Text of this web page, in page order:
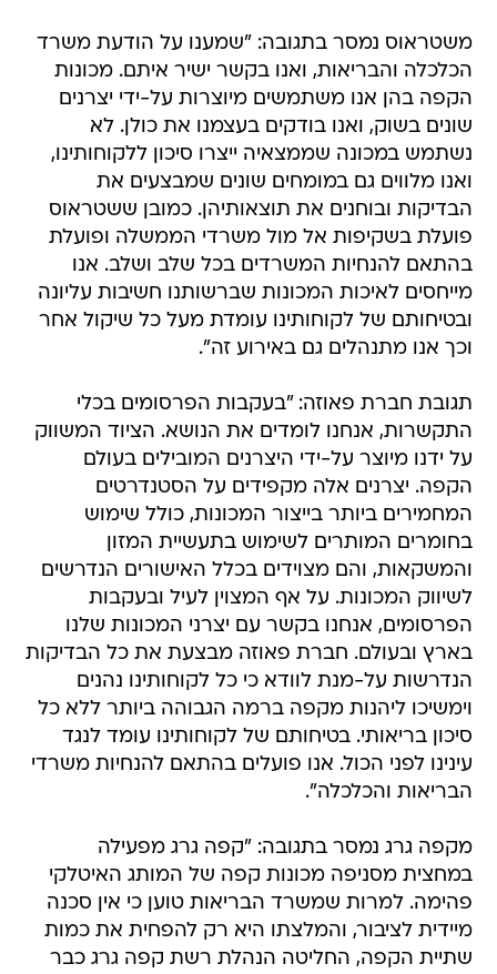
משטראוס נמסר בתגובה: "שמענו על הודעת משרד
הכלכלה והבריאות, ואנו בקשר ישיר איתם. מכונות
הקפה בהן אנו משתמשים מיוצרות על-ידי יצרנים
שונים בשוק, ואנו בודקים בעצמנו את כולן. לא
נשתמש במכונה שממצאיה ייצרו סיכון ללקוחותינו,
ואנו מלווים גם במומחים שונים שמבצעים את
הבדיקות ובוחנים את תוצאותיהן. כמובן ששטראוס
פועלת בשקיפות אל מול משרדי הממשלה ופועלת
בהתאם להנחיות המשרדים בכל שלב ושלב. אנו
מייחסים לאיכות המכונות שברשותנו חשיבות עליונה
ובטיחותם של לקוחותינו עומדת מעל כל שיקול אחר 
וכך אנו מתנהלים גם באירוע זה".
תגובת חברת פאוזה: "בעקבות הפרסומים בכלי
התקשרות, אנחנו לומדים את הנושא. הציוד המשווק
על ידנו מיוצר על-ידי היצרנים המובילים בעולם
הקפה. יצרנים אלה מקפידים על הסטנדרטים
המחמירים ביותר בייצור המכונות, כולל שימוש
בחומרים המותרים לשימוש בתעשיית המזון
והמשקאות, והם מצוידים בכלל האישורים הנדרשים
לשיווק המכונות. על אף המצוין לעיל ובעקבות
הפרסומים, אנחנו בקשר עם יצרני המכונות שלנו
בארץ ובעולם. חברת פאוזה מבצעת את כל הבדיקות
הנדרשות על-מנת לוודא כי כל לקוחותינו נהנים
וימשיכו ליהנות מקפה ברמה הגבוהה ביותר ללא כל
סיכון בריאותי. בטיחותם של לקוחותינו עומד לנגד
עינינו לפני הכול. אנו פועלים בהתאם להנחיות משרדי
הבריאות והכלכלה".
מקפה גרג נמסר בתגובה: "קפה גרג מפעילה
במחצית מסניפה מכונות קפה של המותג האיטלקי
פהימה. למרות שמשרד הבריאות טוען כי אין סכנה
מיידית לציבור, והמלצתו היא רק להפחית את כמות
שתיית הקפה, החליטה הנהלת רשת קפה גרג כבר